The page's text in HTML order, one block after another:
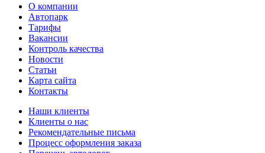
О компании
Автопарк
Тарифы
Вакансии
Контроль качества
Новости
Статьи
Карта сайта
Контакты
Наши клиенты
Клиенты о нас
Рекомендательные письма
Процесс оформления заказа